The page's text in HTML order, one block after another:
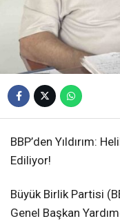
BBP’den Yıldırım:
Ediliyor!
Büyük Birlik Partisi
Genel Başkan